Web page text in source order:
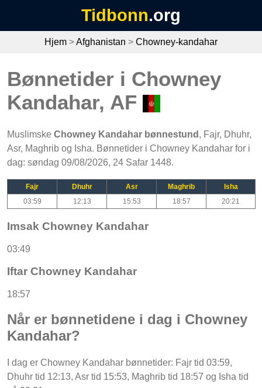
Tidbonn.org
Hjem >Afghanistan > Chowney-kandahar
Bønnetider i Chowney
Kandahar, AF
Muslimske Chowney Kandahar bønnestund , Fajr, Dhuhr,
Asr, Maghrib og Isha. Bønnetider i Chowney Kandahar for i
dag: søndag 09/08/2026, 24 Safar 1448.
Fajr Dhuhr Asr Maghrib
Isha
03:59
12:13 15:53 18:57 20:21
Imsak Chowney Kandahar
03:49
Iftar Chowney Kandahar
18:57
Når er bønnetidene i dag i Chowney
Kandahar?
I dag er Chowney Kandahar bønnetider: Fajr tid 03:59,
Dhuhr tid 12:13, Asr tid 15:53, Maghrib tid 18:57 og Isha tid